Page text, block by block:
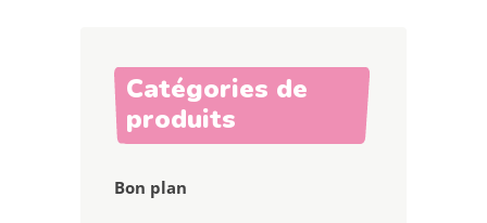
Catégories de
produits
Bon plan